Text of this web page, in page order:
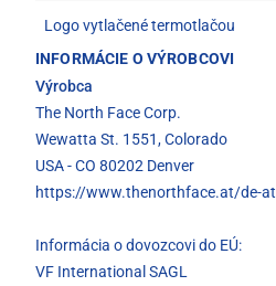
Logo vytlačené termotlačou
INFORMÁCIE O VÝROBCOVI
Výrobca
The North Face Corp.
Wewatta St. 1551, Colorado
USA - CO 80202 Denver
https://www.thenorthface.at/de-at
Informácia o dovozcovi do EÚ:
VF International SAGL